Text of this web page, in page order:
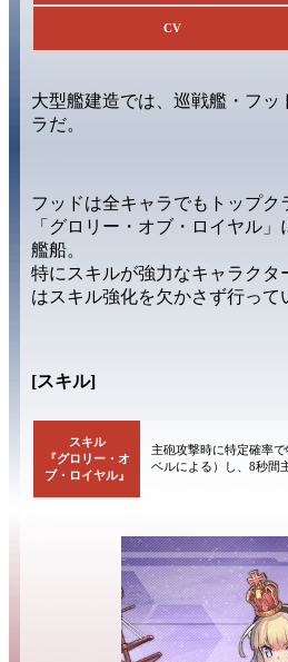
CV
大型艦建造では、巡戦艦・ フッ
ラだ。
フッドは全キャラでも トップク
「グロリー・オブ・ロイヤル」
艦船。
特に スキルが強力なキャラクタ
はスキル強化を欠かさず行って
[スキル]
スキル
『グロリー・オ
ブ・ロイヤル』
主砲攻撃時に特定確率
ベルによる）し、8秒間